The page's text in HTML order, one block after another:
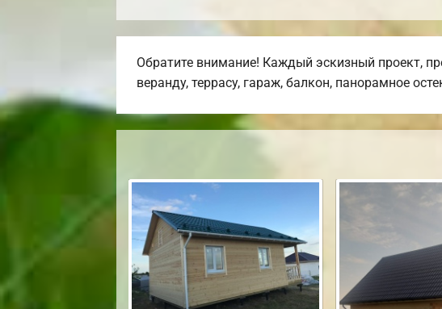
Обратите внимание! Каждый эскизный проект,
веранду, террасу, гараж, балкон, панорамное